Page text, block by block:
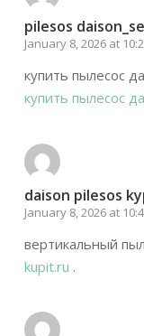
pilesos
January 8, 2026 at
купить пылесос
купить пылесос
daison pilesos
January 8, 2026 at
вертикальный
kupit.ru .